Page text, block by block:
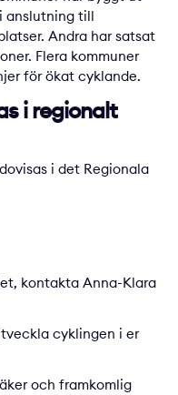
anslutning till
Andra har satsat
Flera kommuner
för ökat cyklande.
i regionalt
i det Regionala
kontakta Anna-Klara
cyklingen i er
och framkomlig